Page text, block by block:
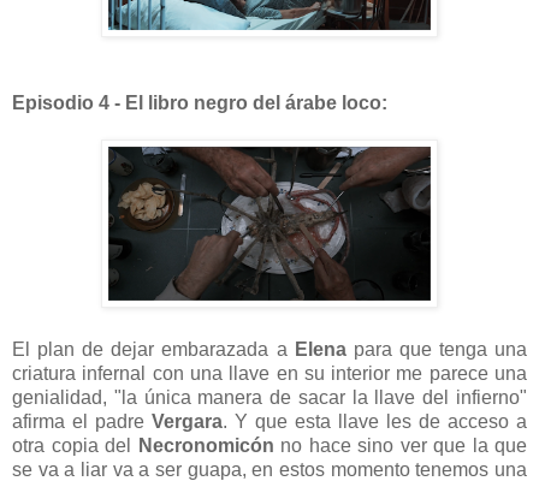
Episodio 4 - El libro negro del árabe loco:
El plan de dejar embarazada a Elenapara que tenga una
criatura infernal con una llave en su interior me parece una
genialidad, "la única manera de sacar la llave del infierno"
afirma el padre Vergara. Y que esta llave les de acceso a
otra copia del
Necronomicón no hace sino ver que la que
se va a liar va a ser guapa, en estos momento tenemos una